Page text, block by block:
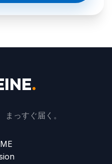
.
まっすぐ届く。